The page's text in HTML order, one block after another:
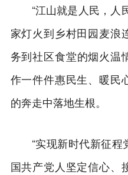
“江山就是人民，人
家灯火到乡村田园麦浪
务到社区食堂的烟火
作一件件惠民生、暖民
的奔走中落地生根。
“实现新时代新征
国共产党人坚定信心、